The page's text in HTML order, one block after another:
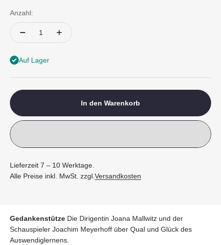
Anzahl:
Auf Lager
In den Warenkorb
Lieferzeit 7 – 10 Werktage.
Alle Preise inkl. MwSt. zzgl.Versandkosten
Gedankenstütze Die Dirigentin Joana Mallwitz und der
Schauspieler Joachim Meyerhoff über Qual und Glück des
Auswendiglernens.